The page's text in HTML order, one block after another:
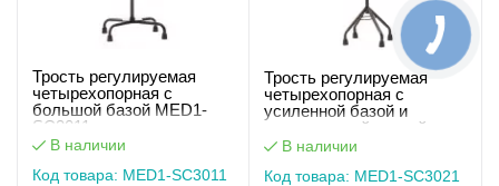
Трость регулируемая
четырехопорная с
большой базой MED1-
SC3011
В наличии
Код товара: MED1-SC3011
Трость регулируемая
четырехопорная с
усиленной базой и
эргономичной ручкой
MED1-SC3021
В наличии
Код товара: MED1-SC3021